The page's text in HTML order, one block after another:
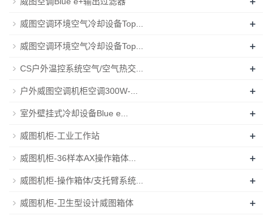
威图空调环境空气冷却设备Top... +
威图空调环境空气冷却设备Top... +
CS户外温控系统空气/空气热交... +
户外威图空调机柜空调300W-... +
室外壁挂式冷却设备Blue e... +
威图机柜-工业工作站 +
威图机柜-36样本AX操作箱体... +
威图机柜-操作箱体/支托臂系统... +
威图机柜-卫生型设计威图箱体
+